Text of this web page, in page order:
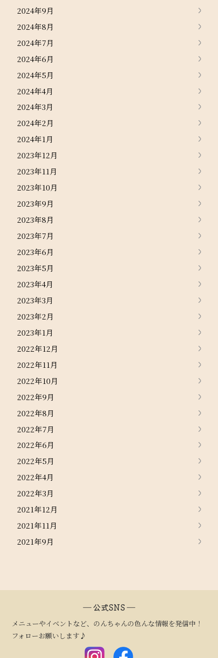
2024年9月
2024年8月
2024年7月
2024年6月
2024年5月
2024年4月
2024年3月
2024年2月
2024年1月
2023年12月
2023年11月
2023年10月
2023年9月
2023年8月
2023年7月
2023年6月
2023年5月
2023年4月
2023年3月
2023年2月
2023年1月
2022年12月
2022年11月
2022年10月
2022年9月
2022年8月
2022年7月
2022年6月
2022年5月
2022年4月
2022年3月
2021年12月
2021年11月
2021年9月
― 公式SNS ―
メニューやイベントなど、のんちゃんの色んな情報を発信中！
フォローお願いします♪